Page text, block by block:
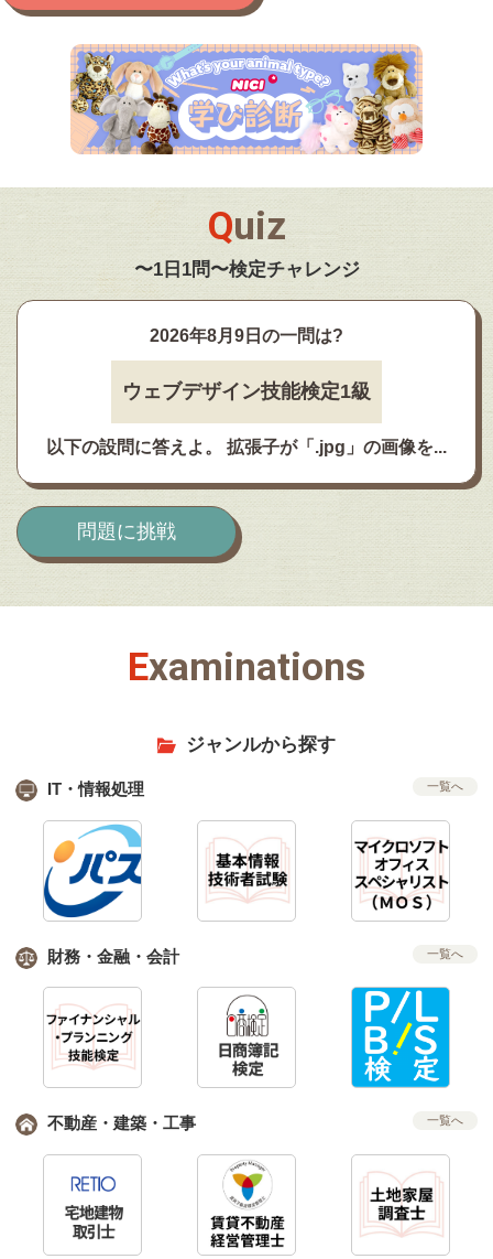
Quiz
〜1日1問〜検定チャレンジ
2026年8月9日 の一問は?
ウェブデザイン技能検定1級
以下の設問に答えよ。 拡張子が「.jpg」の画像を...
問題に挑戦
Examinations
ジャンルから探す
IT・情報処理 一覧へ
財務・金融・会計 一覧へ
不動産・建築・工事 一覧へ